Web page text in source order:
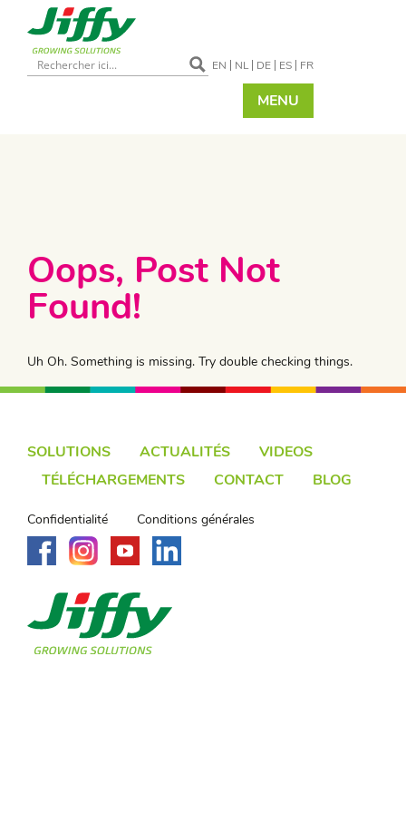
EN NL DE ES FR
MENU
Oops, Post Not
Found!
Uh Oh. Something is missing. Try double checking things.
SOLUTIONS ACTUALITÉS
VIDEOS
TÉLÉCHARGEMENTS
CONTACT BLOG
Confidentialité Conditions générales